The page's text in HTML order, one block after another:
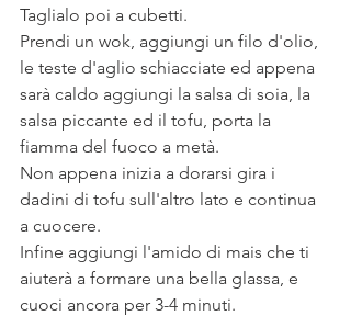
Taglialo poi a cubetti.
Prendi un wok, aggiungi un filo d'olio,
le teste d'aglio schiacciate ed appena
sarà caldo aggiungi la salsa di soia, la
salsa piccante ed il tofu, porta la
fiamma del fuoco a metà.
Non appena inizia a dorarsi gira i
dadini di tofu sull'altro lato e continua
a cuocere.
Infine aggiungi l'amido di mais che ti
aiuterà a formare una bella glassa, e
cuoci ancora per 3-4 minuti.